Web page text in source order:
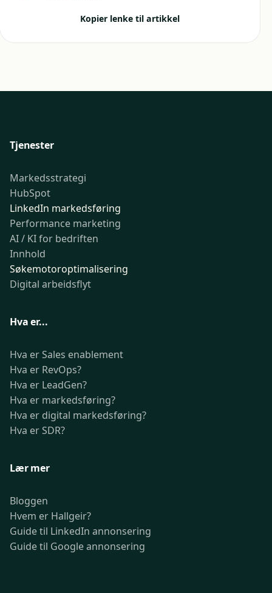
Kopier lenke til artikkel
Tjenester
Markedsstrategi
HubSpot
LinkedIn markedsføring
Performance marketing
AI / KI for bedriften
Innhold
Søkemotoroptimalisering
Digital arbeidsflyt
Hva er...
Hva er Sales enablement
Hva er RevOps?
Hva er LeadGen?
Hva er markedsføring?
Hva er digital markedsføring?
Hva er SDR?
Lær mer
Bloggen
Hvem er Hallgeir?
Guide til LinkedIn annonsering
Guide til Google annonsering